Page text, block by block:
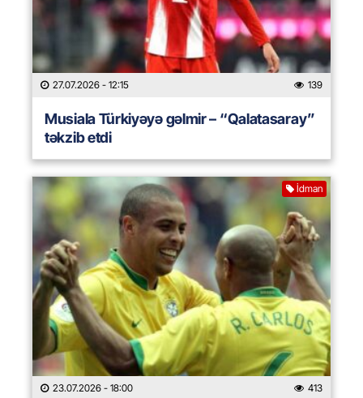
27.07.2026 - 12:15 139
Musiala Türkiyəyə gəlmir – “Qalatasaray”
təkzib etdi
İdman
23.07.2026 - 18:00 413